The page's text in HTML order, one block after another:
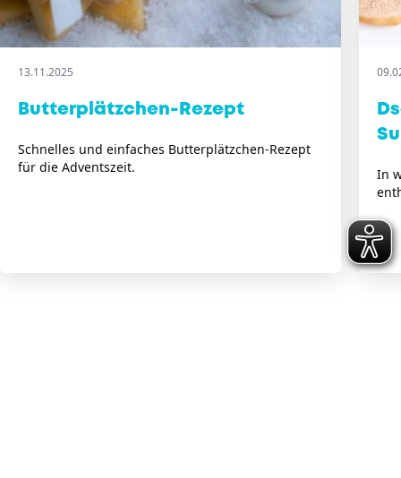
13.11.2025
Butterplätzchen-Rezept
Schnelles und einfaches Butterplätzchen-Rezept
für die Adventszeit.
In